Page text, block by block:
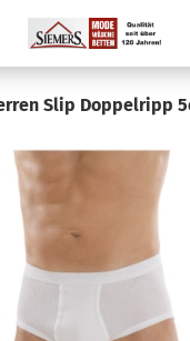
Slip Doppelripp